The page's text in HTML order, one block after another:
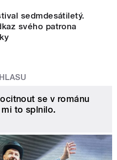
sedmdesátiletý.
svého patrona
se v románu
to splnilo.